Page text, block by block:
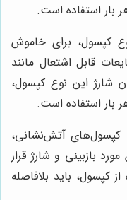
بار استفاده است.
کپسول، برای خاموش
قابل اشتعال مانند
این نوع کپسول،
بار استفاده است.
کپسول‌های آتش‌نشانی،
بازبینی و شارژ قرار
کپسول، باید بلافاصله